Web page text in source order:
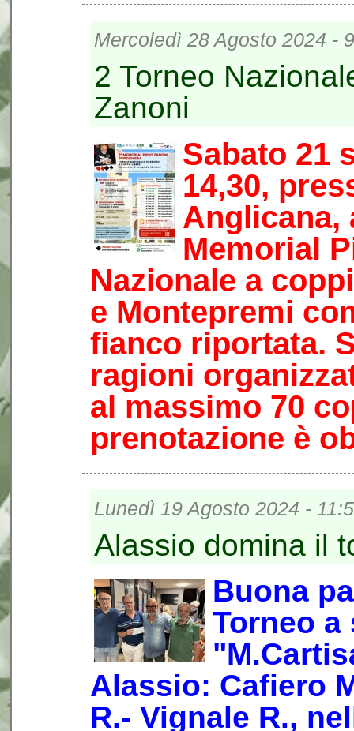
Mercoledì 28 Agosto 2024 -
2 Torneo
Zanoni
Sabato 21
14,30,
Anglicana,
Memorial
Nazionale a
e Montepremi
fianco riportata.
ragioni
al massimo 70
prenotazione è
Lunedì 19 Agosto 2024 -
Alassio domina il
Buona
Torneo a
Alassio: Cafiero
R.- Vignale R.,